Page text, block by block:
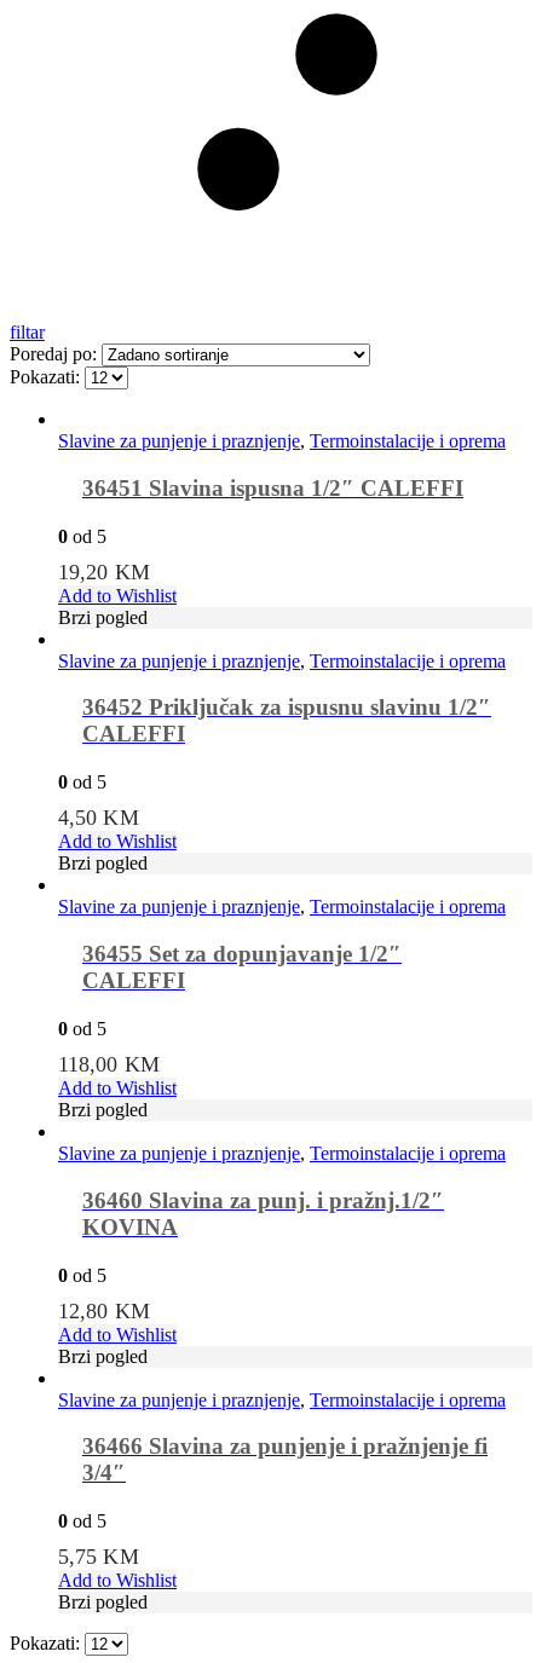
filtar
Poredaj po:
Pokazati:
Slavine za punjenje i praznjenje, Termoinstalacije i oprema
36451 Slavina ispusna 1/2″ CALEFFI
0 od 5
19,20 KM
Add to Wishlist
Brzi pogled
Slavine za punjenje i praznjenje, Termoinstalacije i oprema
36452 Priključak za ispusnu slavinu 1/2″
CALEFFI
0 od 5
4,50KM
Add to Wishlist
Brzi pogled
Slavine za punjenje i praznjenje, Termoinstalacije i oprema
36455 Set za dopunjavanje 1/2″
CALEFFI
0 od 5
118,00 KM
Add to Wishlist
Brzi pogled
Slavine za punjenje i praznjenje, Termoinstalacije i oprema
36460 Slavina za punj. i pražnj.1/2″
KOVINA
0 od 5
12,80 KM
Add to Wishlist
Brzi pogled
Slavine za punjenje i praznjenje, Termoinstalacije i oprema
36466 Slavina za punjenje i pražnjenje fi
3/4″
0 od 5
5,75KM
Add to Wishlist
Brzi pogled
Pokazati: